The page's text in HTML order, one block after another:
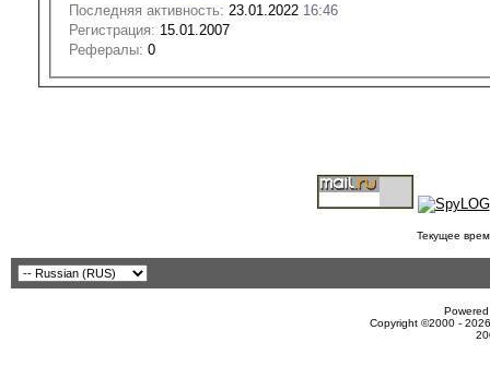
Последняя активность: 23.01.2022 16:46
Регистрация: 15.01.2007
Рефералы: 0
Текущее
Copyright ©2000 -